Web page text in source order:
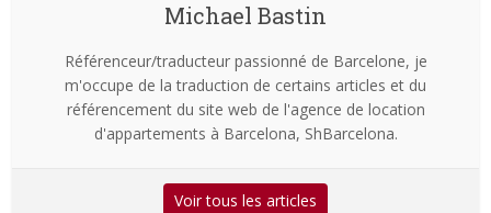
Michael Bastin
Référenceur/traducteur passionné de Barcelone, je
m'occupe de la traduction de certains articles et du
référencement du site web de l'agence de location
d'appartements à Barcelona, ShBarcelona.
Voir tous les articles